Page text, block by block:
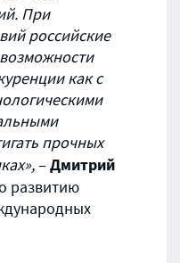
При
российские
как с
прочных
– Дмитрий
развитию